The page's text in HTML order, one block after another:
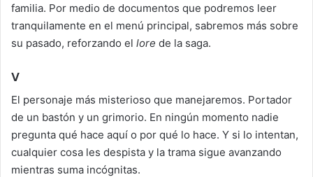
familia. Por medio de documentos que podremos leer
tranquilamente en el menú principal, sabremos más sobre
su pasado, reforzando el lore de la saga.
V
El personaje más misterioso que manejaremos. Portador
de un bastón y un grimorio. En ningún momento nadie
pregunta qué hace aquí o por qué lo hace. Y si lo intentan,
cualquier cosa les despista y la trama sigue avanzando
mientras suma incógnitas.